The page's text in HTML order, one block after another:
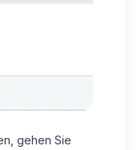
gehen Sie